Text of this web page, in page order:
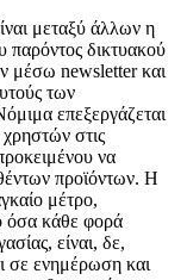
μεταξύ άλλων η
παρόντος δικτυακού
μέσω newsletter και
των
επεξεργάζεται
στις
να
προϊόντων. Η
μέτρο,
όσα κάθε φορά
είναι, δε,
σε ενημέρωση και